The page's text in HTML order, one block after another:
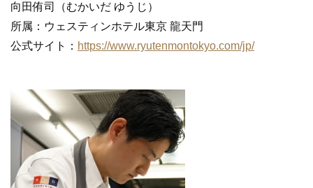
向田侑司（むかいだ ゆうじ）
所属：ウェスティンホテル東京 龍天門
公式サイト： https://www.ryutenmontokyo.com/jp/